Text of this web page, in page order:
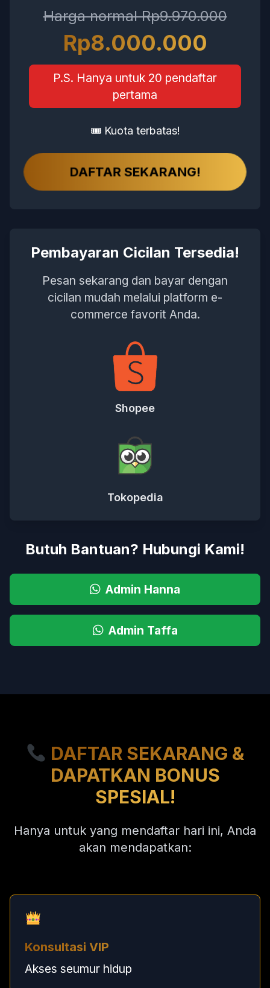
Harga normal Rp9.970.000
Rp8.000.000
P.S. Hanya untuk 20 pendaftar
pertama
🎟 Kuota terbatas!
DAFTAR SEKARANG!
Pembayaran Cicilan Tersedia!
Pesan sekarang dan bayar dengan
cicilan mudah melalui platform e-
commerce favorit Anda.
Shopee
Tokopedia
Butuh Bantuan? Hubungi Kami!
Admin Hanna
Admin Taffa
DAFTAR SEKARANG &
DAPATKAN BONUS
SPESIAL!
Hanya untuk yang mendaftar hari ini, Anda
akan mendapatkan:
Konsultasi VIP
Akses seumur hidup